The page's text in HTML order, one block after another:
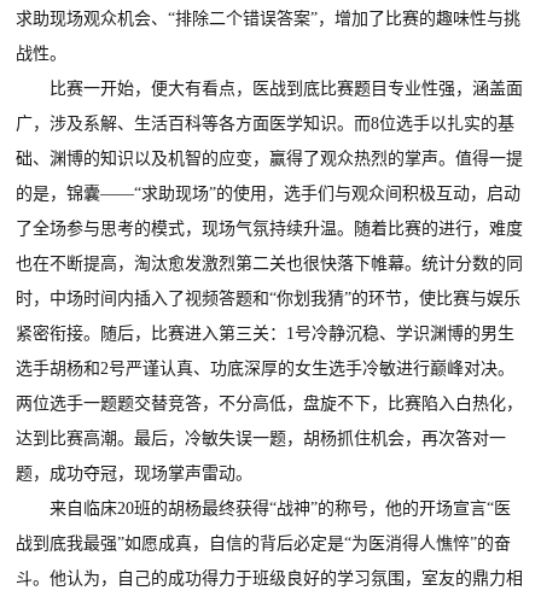
求助现场观众机会、“排除二个错误答案”，增加了比赛的趣味性与挑
战性。
比赛一开始，便大有看点，医战到底比赛题目专业性强，涵盖面
广，涉及系解、生活百科等各方面医学知识。而8位选手以扎实的基
础、渊博的知识以及机智的应变，赢得了观众热烈的掌声。值得一提
的是，锦囊——“求助现场”的使用，选手们与观众间积极互动，启动
了全场参与思考的模式，现场气氛持续升温。随着比赛的进行，难度
也在不断提高，淘汰愈发激烈第二关也很快落下帷幕。统计分数的同
时，中场时间内插入了视频答题和“你划我猜”的环节，使比赛与娱乐
紧密衔接。随后，比赛进入第三关：1号冷静沉稳、学识渊博的男生
选手胡杨和2号严谨认真、功底深厚的女生选手冷敏进行巅峰对决。
两位选手一题题交替竞答，不分高低，盘旋不下，比赛陷入白热化，
达到比赛高潮。最后，冷敏失误一题，胡杨抓住机会，再次答对一
题，成功夺冠，现场掌声雷动。
来自临床20班的胡杨最终获得“战神”的称号，他的开场宣言“医
战到底我最强”如愿成真，自信的背后必定是“为医消得人憔悴”的奋
斗。他认为，自己的成功得力于班级良好的学习氛围，室友的鼎力相